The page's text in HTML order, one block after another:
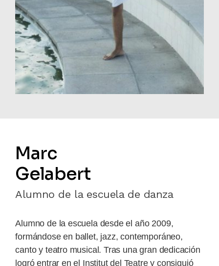
Marc
Gelabert
Alumno de la escuela de danza
Alumno de la escuela desde el año 2009,
formándose en ballet, jazz, contemporáneo,
canto y teatro musical. Tras una gran dedicación
logró entrar en el Institut del Teatre y consiguió